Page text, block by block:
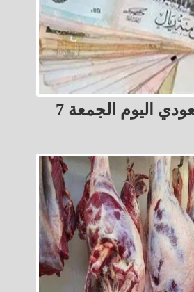
أسعار الريال السعودي اليوم الجمعة 7